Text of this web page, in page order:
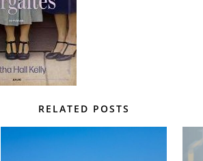
RELATED POSTS